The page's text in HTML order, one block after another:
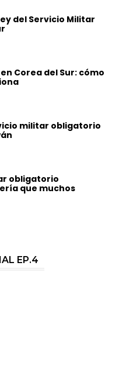
del Servicio Militar
Corea del Sur: cómo
militar obligatorio
obligatorio
que muchos
EP.4